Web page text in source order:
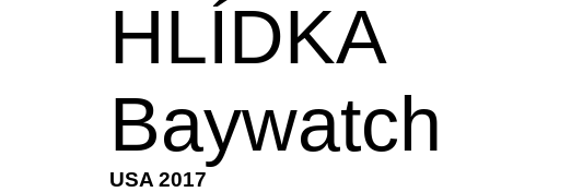
HLÍDKA
Baywatch
USA 2017